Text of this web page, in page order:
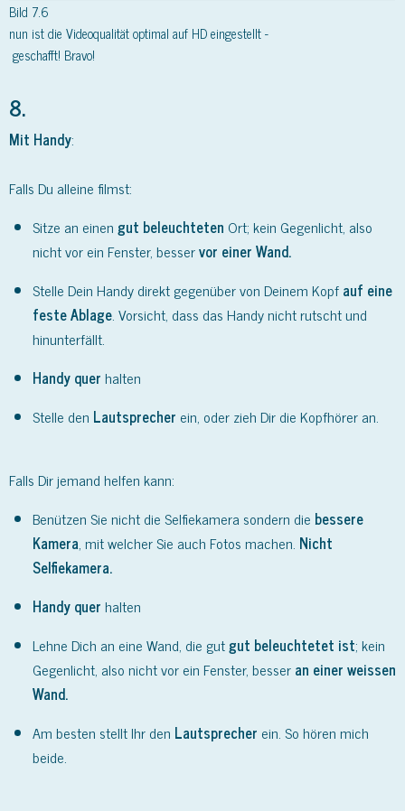
Bild 7.6
nun ist die Videoqualität optimal auf HD eingestellt -
geschafft! Bravo!
8.
Mit Handy:
Falls Du alleine filmst:
Sitze an einengut beleuchteten Ort; kein Gegenlicht, also
nicht vor ein Fenster, besservor einer Wand.
Stelle Dein Handy direkt gegenüber von Deinem Kopfauf eine
feste Ablage. Vorsicht, dass das Handy nicht rutscht und
hinunterfällt.
Handy querhalten
Stelle den Lautsprecher ein, oder zieh Dir die Kopfhörer an.
Falls Dir jemand helfen kann:
Benützen Sie nicht die Selfiekamera sondern diebessere
Kamera, mit welcher Sie auch Fotos machen. Nicht
Selfiekamera.
Handy querhalten
Lehne Dich an eine Wand, die gutgut beleuchtetet ist; kein
Gegenlicht, also nicht vor ein Fenster, besseran einer weissen
Wand.
Am besten stellt Ihr den Lautsprecher ein. So hören mich
beide.